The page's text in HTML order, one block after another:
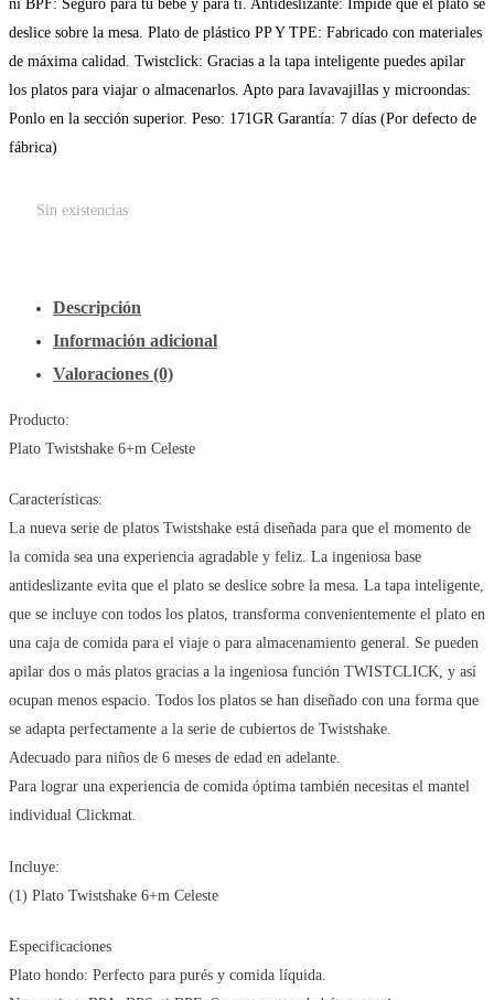
original
era:
S/81.90.
actual
es:
S/62.90.
ni BPF: Seguro para tu bebé y para ti. Antideslizante: Impide que el plato se
deslice sobre la mesa. Plato de plástico PP Y TPE: Fabricado con materiales
de máxima calidad. Twistclick: Gracias a la tapa inteligente puedes apilar
los platos para viajar o almacenarlos. Apto para lavavajillas y microondas:
Ponlo en la sección superior. Peso: 171GR Garantía: 7 días (Por defecto de
fábrica)
Sin existencias
Descripción
Información adicional
Valoraciones (0)
Producto:
Plato Twistshake 6+m Celeste
Características:
La nueva serie de platos Twistshake está diseñada para que el momento de
la comida sea una experiencia agradable y feliz. La ingeniosa base
antideslizante evita que el plato se deslice sobre la mesa. La tapa inteligente,
que se incluye con todos los platos, transforma convenientemente el plato en
una caja de comida para el viaje o para almacenamiento general. Se pueden
apilar dos o más platos gracias a la ingeniosa función TWISTCLICK, y así
ocupan menos espacio. Todos los platos se han diseñado con una forma que
se adapta perfectamente a la serie de cubiertos de Twistshake.
Adecuado para niños de 6 meses de edad en adelante.
Para lograr una experiencia de comida óptima también necesitas el mantel
individual Clickmat.
Incluye:
(1) Plato Twistshake 6+m Celeste
Especificaciones
Plato hondo: Perfecto para purés y comida líquida.